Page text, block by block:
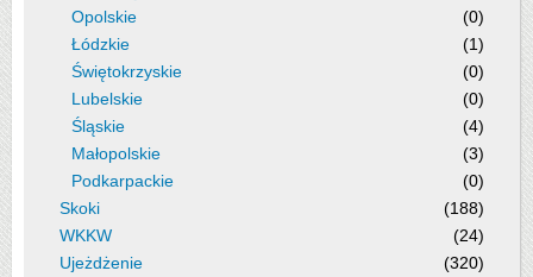
Opolskie
(0)
Łódzkie
(1)
Świętokrzyskie
(0)
Lubelskie
(0)
Śląskie
(4)
Małopolskie
(3)
Podkarpackie
(0)
Skoki
(188)
WKKW
(24)
Ujeżdżenie
(320)